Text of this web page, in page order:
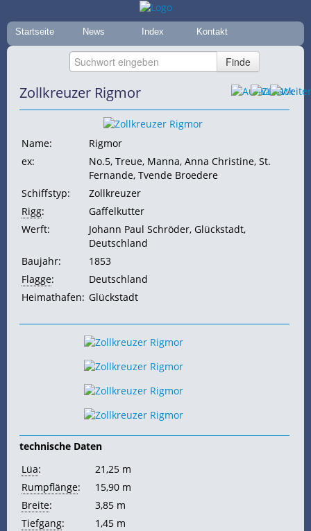
Startseite News Index Kontakt
Zollkreuzer Rigmor
Name:
Rigmor
ex:
No.5, Treue, Manna, Anna Christine, St.
Fernande, Tvende Broedere
Schiffstyp:
Zollkreuzer
Rigg:
Gaffelkutter
Werft:
Johann Paul Schröder, Glückstadt,
Deutschland
Baujahr:
1853
Flagge:
Deutschland
Heimathafen: Glückstadt
technische Daten
Lüa:
21,25 m
Rumpflänge:
15,90 m
Breite:
3,85 m
Tiefgang:
1,45 m